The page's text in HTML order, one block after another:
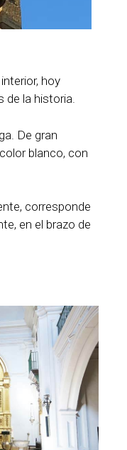
hoy
de la historia.
De gran
blanco, con
corresponde
en el brazo de